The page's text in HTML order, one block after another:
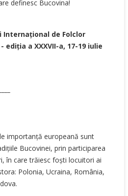
definesc Bucovina!
Internaţional de Folclor
ediția a XXXVII-a, 17-19 iulie
importanță europeană sunt
Bucovinei, prin participarea
în care trăiesc foști locuitori ai
Polonia, Ucraina, România,